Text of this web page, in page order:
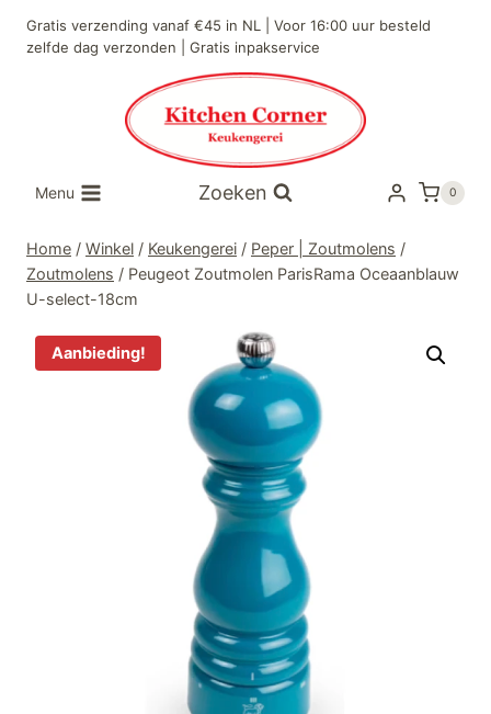
naar
Gratis verzending vanaf €45 in NL | Voor 16:00 uur besteld
zelfde dag verzonden | Gratis inpakservice
Menu Zoeken 0
Home / Winkel / Keukengerei / Peper | Zoutmolens /
Zoutmolens / Peugeot Zoutmolen ParisRama Oceaanblauw
U-select-18cm
Aanbieding!